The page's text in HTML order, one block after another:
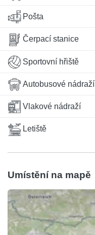
Pošta
Čerpací stanice
Sportovní hřiště
Autobusové nádraží
Vlakové nádraží
Letiště
Umístění na mapě